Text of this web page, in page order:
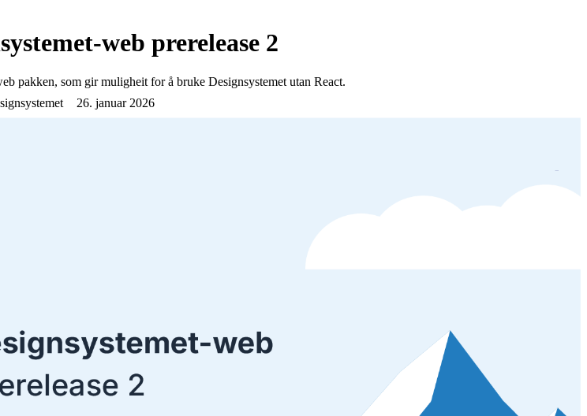
web prerelease 2
pakken, som gir muligheit for å bruke Designsystemet utan React.
26. januar 2026